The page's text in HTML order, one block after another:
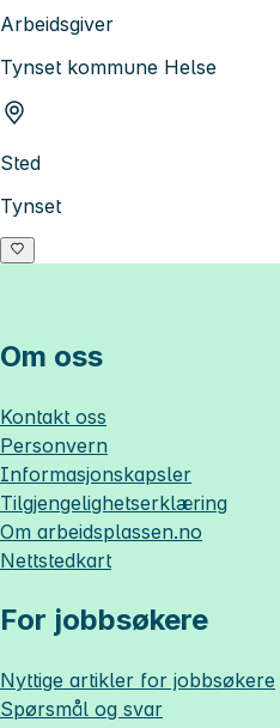
Arbeidsgiver
Tynset kommune Helse
Sted
Tynset
Om oss
Kontakt oss
Personvern
Informasjonskapsler
Tilgjengelighetserklæring
Om arbeidsplassen.no
Nettstedkart
For jobbsøkere
Nyttige artikler for jobbsøkere
Spørsmål og svar